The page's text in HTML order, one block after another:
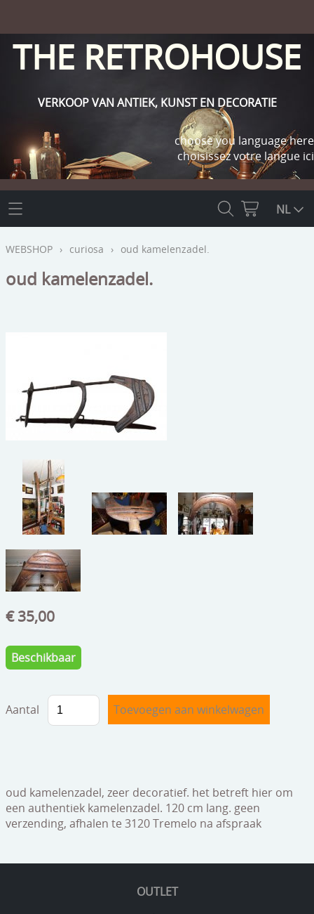
THE RETROHOUSE
VERKOOP VAN ANTIEK, KUNST EN DECORATIE
choose you language here
choisissez votre langue ici
THE RETROHOUSE
WEBSHOP
OUTLET
reclamevoorwerpen/merken
curiosa
porselein/aardewerk
juwelen/horloges/brillen
medailles/munten/bankbiljetten
ets/tekening/litho/gravure
glaswerk
lamp/luchter
zilverwerk
klokken
spiegels
geschenkcheques
INFO
NL
OUTLET
WEBSHOP › curiosa › oud kamelenzadel.
oud kamelenzadel.
€ 35,00
Beschikbaar
Aantal
oud kamelenzadel, zeer decoratief. het betreft hier om
een authentiek kamelenzadel. 120 cm lang. geen
verzending, afhalen te 3120 Tremelo na afspraak